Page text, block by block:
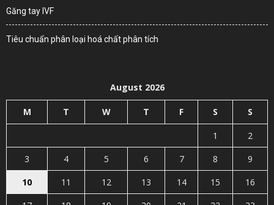
Găng tay IVF
Tiêu chuẩn phân loại hoá chất phân tích
August 2026
M T W T F S S
1
2
3
4 5 6 7 8
9
10
11 12 13 14 15
16